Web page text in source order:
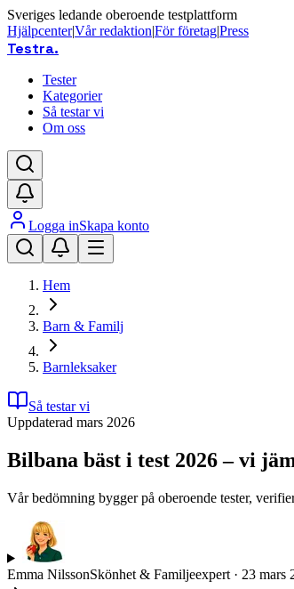
Sveriges ledande oberoende testplattform
Hjälpcenter|Vår redaktion|För företag|Press
Testra.
Tester
Kategorier
Så testar vi
Om oss
Logga inSkapa konto
Hem
Barn & Familj
Barnleksaker
Så testar vi
Uppdaterad mars 2026
Bilbana bäst i test 2026 – vi
Vår bedömning bygger på oberoende tester,
Emma NilssonSkönhet & Familjeexpert · 23 mars